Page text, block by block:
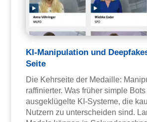
KI-Manipulation und
Seite
Die Kehrseite der Medaille:
raffinierter. Was früher simple
ausgeklügelte KI-Systeme, die
Nutzern zu unterscheiden sind.